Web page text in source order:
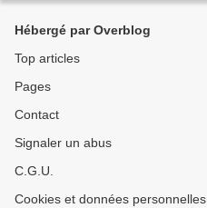
Hébergé par Overblog
Top articles
Pages
Contact
Signaler un abus
C.G.U.
Cookies et données personnelles